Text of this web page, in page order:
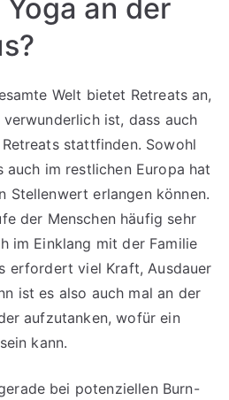
an der
Welt bietet Retreats an,
ist, dass auch
stattfinden. Sowohl
auch im restlichen Europa hat
Stellenwert erlangen können.
der Menschen häufig sehr
im Einklang mit der Familie
erfordert viel Kraft, Ausdauer
ist es also auch mal an der
aufzutanken, wofür ein
kann.
bei potenziellen Burn-